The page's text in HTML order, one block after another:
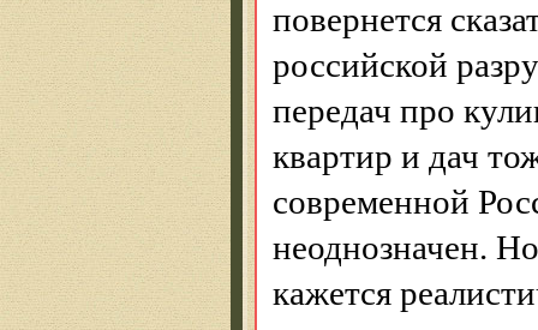
повернется
российской
передач про
квартир и дач
современной
неоднозначен.
кажется